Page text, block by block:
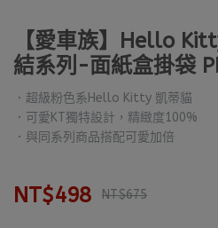
【愛車族】Hello
結系列-面紙盒掛袋
．超級粉色系Hello Kitty 凱蒂貓
．可愛KT獨特設計，精緻度100%
．與同系列商品搭配可愛加倍
NT$498 NT$675